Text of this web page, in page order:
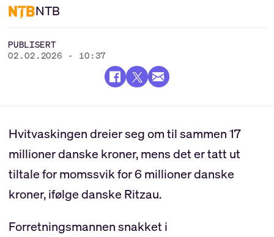
NTB
PUBLISERT
02.02.2026 - 10:37
Hvitvaskingen dreier seg om til sammen 17
millioner danske kroner, mens det er tatt ut
tiltale for momssvik for 6 millioner danske
kroner, ifølge danske Ritzau.
Forretningsmannen snakket i